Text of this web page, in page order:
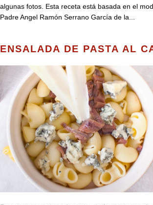
algunas fotos. Esta receta está basada en el
Padre Angel Ramón Serrano García de la...
ENSALADA DE PASTA AL